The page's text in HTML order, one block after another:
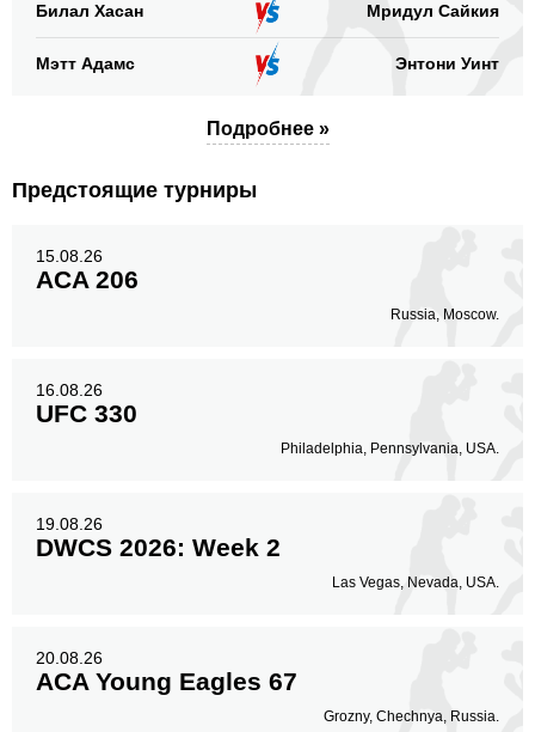
Билал Хасан Мридул Сайкия
Мэтт Адамс Энтони Уинт
Подробнее »
Предстоящие турниры
15.08.26
ACA 206
Russia, Moscow.
16.08.26
UFC 330
Philadelphia, Pennsylvania, USA.
19.08.26
DWCS 2026: Week 2
Las Vegas, Nevada, USA.
20.08.26
ACA Young Eagles 67
Grozny, Chechnya, Russia.